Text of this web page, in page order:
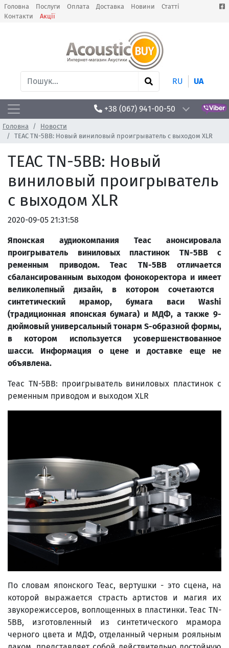
Головна Послуги Оплата Доставка Новини
Статті
Контакти
Акції
RU UA
+38 (067) 941-00-50
Головна
Новости
TEAC TN-5BB: Новый виниловый проигрыватель с выходом XLR
TEAC TN-5BB: Новый
виниловый проигрыватель
с выходом XLR
2020-09-05 21:31:58
Японская аудиокомпания Teac анонсировала
проигрыватель виниловых пластинок TN-5BB с
ременным приводом. Teac TN-5BB отличается
сбалансированным выходом фонокоректора и имеет
великолепный дизайн, в котором сочетаются
синтетический мрамор, бумага васи
Washi
(традиционная японская бумага) и МДФ, а также 9-
дюймовый универсальный тонарм S-образной формы,
в котором используется усовершенствованное
шасси. Информация о цене и доставке еще не
объявлена.
Teac TN-5BB: проигрыватель виниловых пластинок с
ременным приводом и выходом XLR
По словам японского Teac, вертушки - это сцена, на
которой выражается страсть артистов и магия их
звукорежиссеров, воплощенных в пластинки. Teac TN-
5BB, изготовленный из синтетического мрамора
черного цвета и МДФ, отделанный черным рояльным